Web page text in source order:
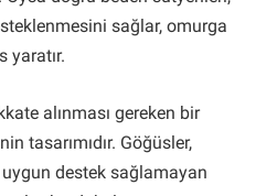
sağlar, omurga
yaratır.
alınması gereken bir
tasarımıdır. Göğüsler,
destek sağlamayan